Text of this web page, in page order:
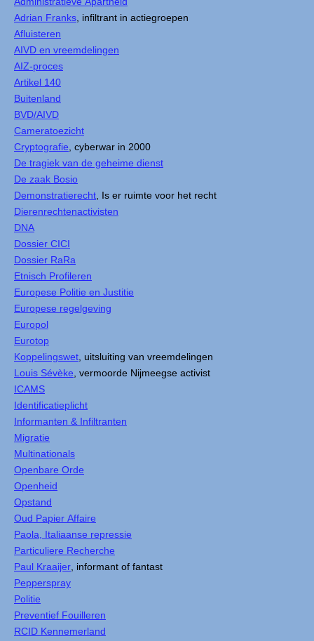
Adrian Franks , infiltrant in actiegroepen
Afluisteren
AIVD en vreemdelingen
AIZ-proces
Artikel 140
Buitenland
BVD/AIVD
Cameratoezicht
Cryptografie , cyberwar in 2000
De tragiek van de geheime dienst
De zaak Bosio
Demonstratierecht , Is er ruimte voor het recht
Dierenrechtenactivisten
DNA
Dossier CICI
Dossier RaRa
Etnisch Profileren
Europese Politie en Justitie
Europese regelgeving
Europol
Eurotop
Koppelingswet , uitsluiting van vreemdelingen
Louis Sévèke , vermoorde Nijmeegse activist
ICAMS
Identificatieplicht
Informanten & Infiltranten
Migratie
Multinationals
Openbare Orde
Openheid
Opstand
Oud Papier Affaire
Paola, Italiaanse repressie
Particuliere Recherche
Paul Kraaijer , informant of fantast
Pepperspray
Politie
Preventief Fouilleren
RCID Kennemerland